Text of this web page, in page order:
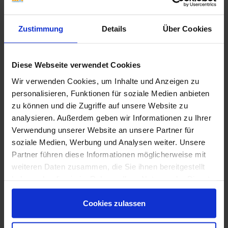
Zustimmung Details Über Cookies
Diese Webseite verwendet Cookies
Wir verwenden Cookies, um Inhalte und Anzeigen zu
personalisieren, Funktionen für soziale Medien anbieten
zu können und die Zugriffe auf unsere Website zu
analysieren. Außerdem geben wir Informationen zu Ihrer
Verwendung unserer Website an unsere Partner für
soziale Medien, Werbung und Analysen weiter. Unsere
Partner führen diese Informationen möglicherweise mit
weiteren Daten zusammen, die Sie ihnen bereitgestellt
gesammelt haben.
Cookies zulassen
Wünschen Sie eine Beratung?
Mo. - Fr. 09.00 - 18.00 Uhr